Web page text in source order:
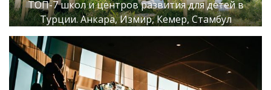
ТОП-7 школ и центров развития для детей в
Турции. Анкара, Измир, Кемер, Стамбул